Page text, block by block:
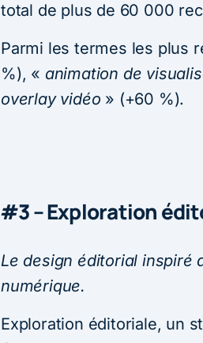
total de plus de 60 000
Parmi les termes les plus
%), « animation de
overlay vidéo » (+60 %).
#3 – Exploration
Le design éditorial inspiré
numérique.
Exploration éditoriale, un